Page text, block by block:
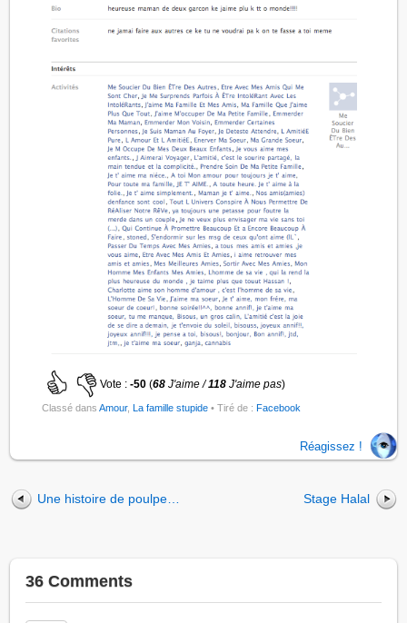
Vote :-50 (68J'aime /118 J'aime pas)
Classé dansAmour, La famille stupide • Tiré de : Facebook
Réagissez !
Une histoire de poulpe… Stage Halal
36 Comments